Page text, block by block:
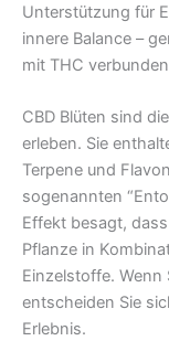
Unterstützung für
innere Balance –
mit THC
CBD Blüten sind
erleben. Sie
Terpene und
sogenannten
Effekt besagt,
Pflanze in
Einzelstoffe. Wenn
entscheiden Sie
Erlebnis.